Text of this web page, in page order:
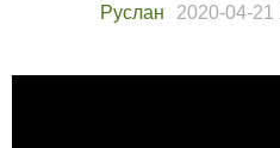
Руслан 2020-04-21